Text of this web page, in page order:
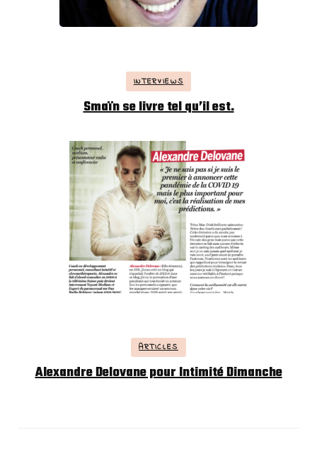
INTERVIEWS
Smaïn se livre tel qu’il est.
ARTICLES
Alexandre Delovane pour Intimité Dimanche